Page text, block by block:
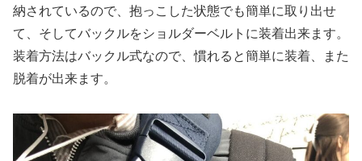
納されているので、抱っこした状態でも簡単に取り出せ
て、そしてバックルをショルダーベルトに装着出来ます。
装着方法はバックル式なので、慣れると簡単に装着、また
脱着が出来ます。